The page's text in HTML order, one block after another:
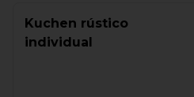
Kuchen rústico
individual